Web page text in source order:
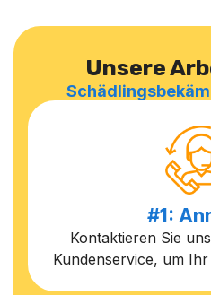
Unsere
#1:
Kontaktieren Sie
Kundenservice, um